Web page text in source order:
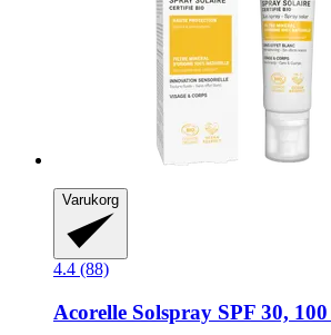
Varukorg
4.4 (88)
Acorelle Solspray SPF 30,